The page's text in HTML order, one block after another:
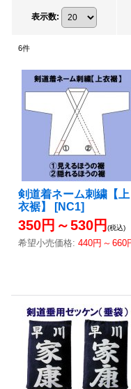
表示数:
6件
剣道着ネーム刺繍【上
衣裾】
[NC1]
350円 ～530円(税込)
希望小売価格: 440円 ～ 660